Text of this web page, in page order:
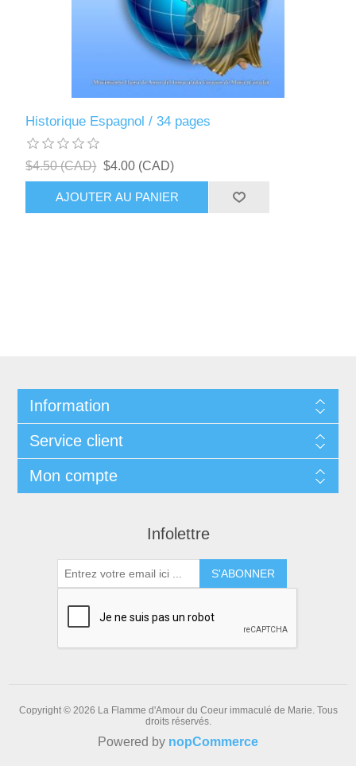
Historique Espagnol / 34 pages
$4.50 (CAD) $4.00 (CAD)
AJOUTER AU PANIER
Information
Service client
Mon compte
Infolettre
S'ABONNER
Copyright © 2026 La Flamme d'Amour du Coeur immaculé de Marie. Tous
droits réservés.
Powered by nopCommerce